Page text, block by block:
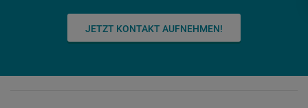
JETZT KONTAKT AUFNEHMEN!